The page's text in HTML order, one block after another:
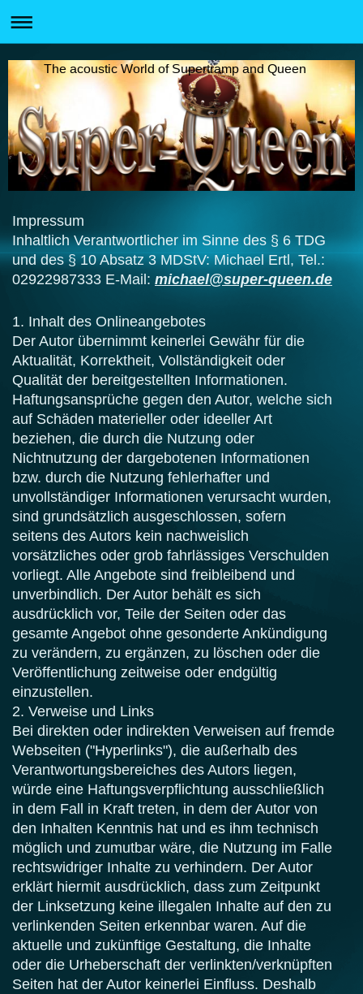
The acoustic World of Supertramp and Queen
Impressum
Inhaltlich Verantwortlicher im Sinne des § 6 TDG
und des § 10 Absatz 3 MDStV: Michael Ertl, Tel.:
02922987333 E-Mail: michael@super-queen.de
1. Inhalt des Onlineangebotes
Der Autor übernimmt keinerlei Gewähr für die
Aktualität, Korrektheit, Vollständigkeit oder
Qualität der bereitgestellten Informationen.
Haftungsansprüche gegen den Autor, welche sich
auf Schäden materieller oder ideeller Art
beziehen, die durch die Nutzung oder
Nichtnutzung der dargebotenen Informationen
bzw. durch die Nutzung fehlerhafter und
unvollständiger Informationen verursacht wurden,
sind grundsätzlich ausgeschlossen, sofern
seitens des Autors kein nachweislich
vorsätzliches oder grob fahrlässiges Verschulden
vorliegt. Alle Angebote sind freibleibend und
unverbindlich. Der Autor behält es sich
ausdrücklich vor, Teile der Seiten oder das
gesamte Angebot ohne gesonderte Ankündigung
zu verändern, zu ergänzen, zu löschen oder die
Veröffentlichung zeitweise oder endgültig
einzustellen.
2. Verweise und Links
Bei direkten oder indirekten Verweisen auf fremde
Webseiten ("Hyperlinks"), die außerhalb des
Verantwortungsbereiches des Autors liegen,
würde eine Haftungsverpflichtung ausschließlich
in dem Fall in Kraft treten, in dem der Autor von
den Inhalten Kenntnis hat und es ihm technisch
möglich und zumutbar wäre, die Nutzung im Falle
rechtswidriger Inhalte zu verhindern. Der Autor
erklärt hiermit ausdrücklich, dass zum Zeitpunkt
der Linksetzung keine illegalen Inhalte auf den zu
verlinkenden Seiten erkennbar waren. Auf die
aktuelle und zukünftige Gestaltung, die Inhalte
oder die Urheberschaft der verlinkten/verknüpften
Seiten hat der Autor keinerlei Einfluss. Deshalb